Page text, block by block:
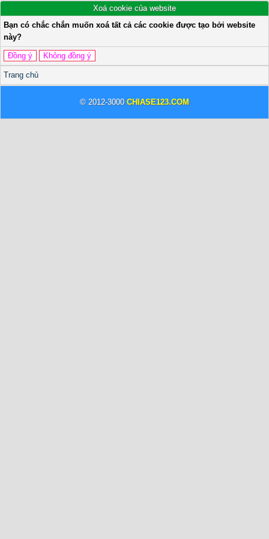
Xoá cookie của website
Bạn có chắc chắn muốn xoá tất cả các cookie được tạo bởi website
này?
Trang chủ
© 2012-3000 CHIASE123.COM